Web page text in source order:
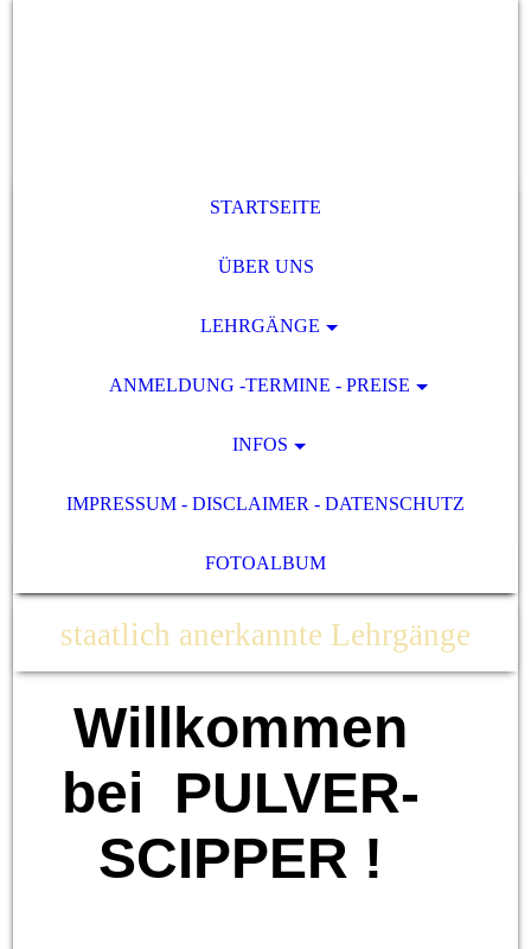
STARTSEITE
ÜBER UNS
LEHRGÄNGE
ANMELDUNG -TERMINE - PREISE
INFOS
IMPRESSUM - DISCLAIMER - DATENSCHUTZ
FOTOALBUM
staatlich anerkannte Lehrgänge
Willkommen
bei PULVER-
SCIPPER !